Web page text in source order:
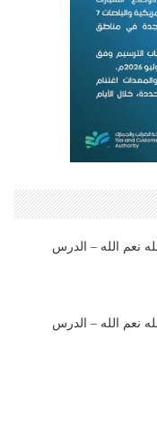
نعم الله – الدرس
نعم الله – الدرس